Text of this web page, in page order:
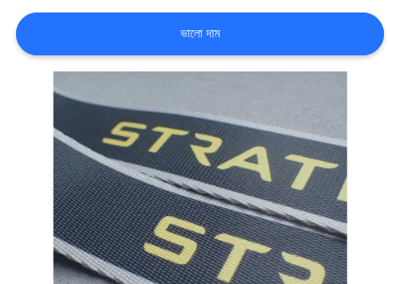
আবেদন
PRIVACY
POLICY
ভালো দাম